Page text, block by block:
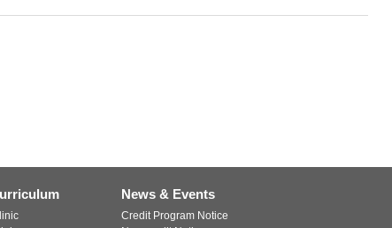
News & Events
Credit Program Notice